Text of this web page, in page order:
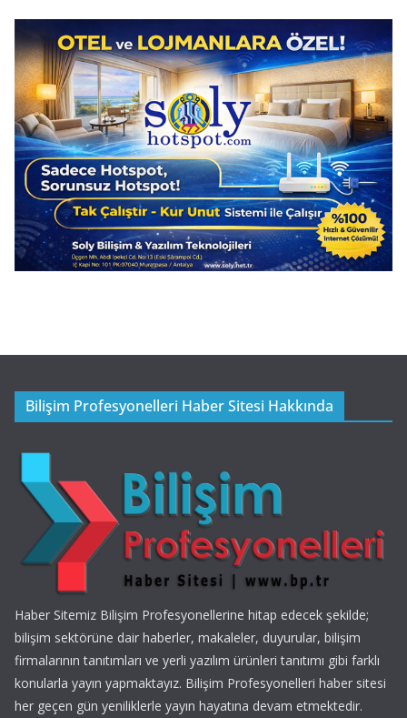
Bilişim Profesyonelleri Haber Sitesi Hakkında
Haber Sitemiz Bilişim Profesyonellerine hitap edecek şekilde;
bilişim sektörüne dair haberler, makaleler, duyurular, bilişim
firmalarının tanıtımları ve yerli yazılım ürünleri tanıtımı gibi farklı
konularla yayın yapmaktayız. Bilişim Profesyonelleri haber sitesi
her geçen gün yeniliklerle yayın hayatına devam etmektedir.